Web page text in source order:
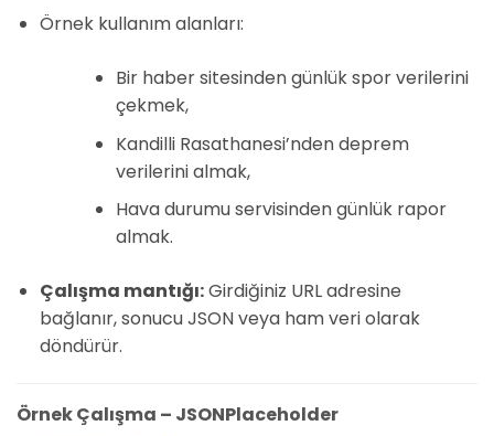
Örnek kullanım alanları:
Bir haber sitesinden günlük spor verilerini
çekmek,
Kandilli Rasathanesi’nden deprem
verilerini almak,
Hava durumu servisinden günlük rapor
almak.
Çalışma mantığı:Girdiğiniz URL adresine
bağlanır, sonucu JSON veya ham veri olarak
döndürür.
Örnek Çalışma – JSONPlaceholder